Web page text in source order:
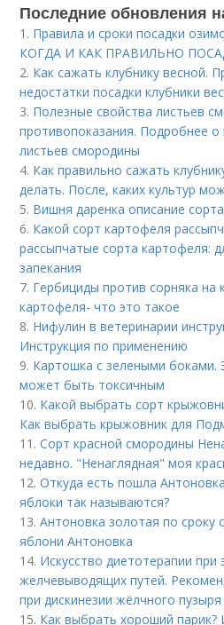
Последние обновления
1. Правила и сроки посадки
КОГДА И КАК ПРАВИЛЬНО
2. Как сажать клубнику весной.
недостатки посадки клубники
3. Полезные свойства листьев
противопоказания. Подробнее о
листьев смородины
4. Как правильно сажать
делать. После, каких культур
5. Вишня даренка описание
6. Какой сорт картофеля
рассыпчатые сорта картофеля:
запекания
7. Гербициды против сорняка на
картофеля- что это такое
8. Нифулин в ветеринарии
Инструкция по применению
9. Картошка с зелеными боками.
может быть токсичным
10. Какой выбрать сорт
Как выбрать крыжовник для
11.Сорт красной смородины
недавно. "Ненаглядная" моя
12.Откуда есть пошла
яблоки так называются?
13.Антоновка золотая по сроку
яблони Антоновка
14. Искусство диетотерапии при
желчевыводящих путей.
при дискинезии жёлчного
15. Как выбрать хороший парик?